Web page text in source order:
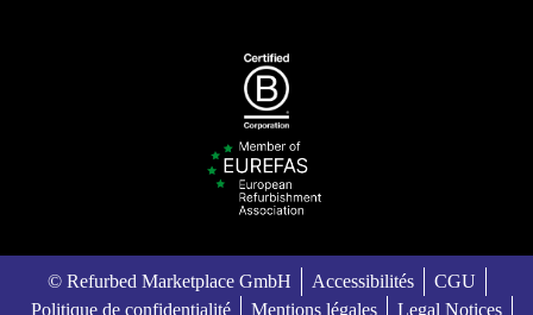
© Refurbed Marketplace GmbH Accessibilités
CGU
Politique de confidentialité
Mentions légales Legal Notices